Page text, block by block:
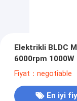
Elektrikli BLDC
6000rpm 1000W
Fiyat：negotiable
En iyi